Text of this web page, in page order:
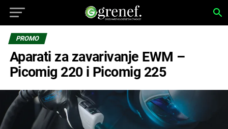
PROMO
Aparati za zavarivanje EWM –
Picomig 220 i Picomig 225